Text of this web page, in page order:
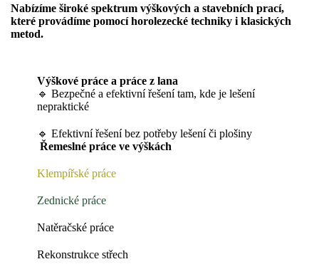
Nabízíme široké spektrum výškových a stavebních prací,
které provádíme pomocíhorolezecké techniky i klasických
metod.
Výškové práce a práce z lana
🔹 Bezpečné a efektivní řešení tam, kde je lešení
nepraktické
🔹 Efektivní řešení bez potřeby lešení či plošiny
Řemeslné práce ve výškách
Klempířské práce
Zednické práce
Natěračské práce
Rekonstrukce střech